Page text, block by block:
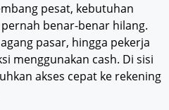
pesat, kebutuhan
benar-benar hilang.
pasar, hingga pekerja
menggunakan cash. Di sisi
akses cepat ke rekening